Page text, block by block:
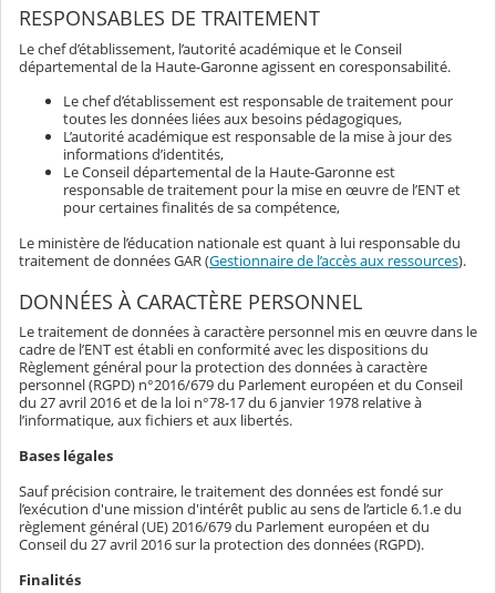
RESPONSABLES DE TRAITEMENT
Le chef d’établissement, l’autorité académique et le Conseil
départemental de la Haute-Garonne agissent en coresponsabilité.
Le chef d’établissement est responsable de traitement pour
toutes les données liées aux besoins pédagogiques,
L’autorité académique est responsable de la mise à jour des
informations d’identités,
Le Conseil départemental de la Haute-Garonne est
responsable de traitement pour la mise en œuvre de l’ENT et
pour certaines finalités de sa compétence,
Le ministère de l’éducation nationale est quant à lui responsable du
traitement de données GAR (Gestionnaire de l’accès aux ressources).
DONNÉES À CARACTÈRE PERSONNEL
Le traitement de données à caractère personnel mis en œuvre dans le
cadre de l’ENT est établi en conformité avec les dispositions du
Règlement général pour la protection des données à caractère
personnel (RGPD) n°2016/679 du Parlement européen et du Conseil
du 27 avril 2016 et de la loi n°78-17 du 6 janvier 1978 relative à
l’informatique, aux fichiers et aux libertés.
Bases légales
Sauf précision contraire, le traitement des données est fondé sur
l’exécution d'une mission d'intérêt public au sens de l’article 6.1.e du
règlement général (UE) 2016/679 du Parlement européen et du
Conseil du 27 avril 2016 sur la protection des données (RGPD).
Finalités